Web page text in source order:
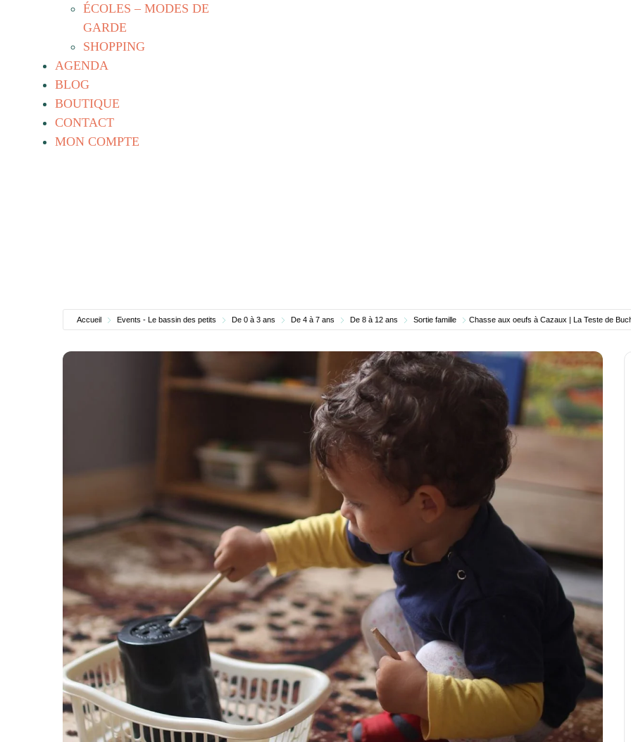
ÉCOLES – MODES DE
GARDE
SHOPPING
AGENDA
BLOG
BOUTIQUE
CONTACT
MON COMPTE
Accueil Events - Le bassin des petits De 0 à 3 ans De 4 à 7 ans De 8 à 12 ans Sortie famille Chasse aux oeufs à Cazaux | La Teste de